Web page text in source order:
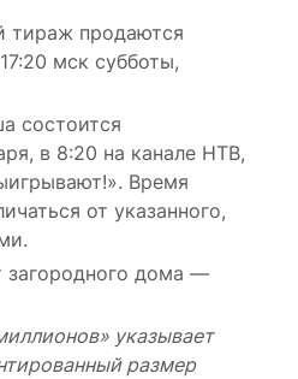
тираж продаются
мск субботы,
состоится
в 8:20 на канале НТВ,
Время
от указанного,
загородного дома ―
указывает
размер